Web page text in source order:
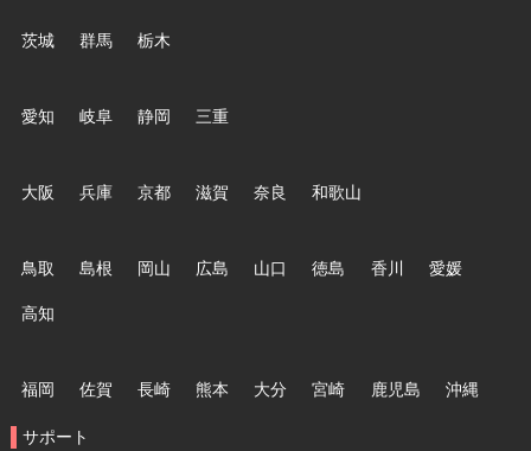
茨城 群馬 栃木
愛知 岐阜 静岡 三重
大阪 兵庫 京都 滋賀 奈良 和歌山
鳥取 島根 岡山 広島 山口 徳島 香川 愛媛
高知
福岡 佐賀 長崎 熊本 大分 宮崎 鹿児島 沖縄
サポート